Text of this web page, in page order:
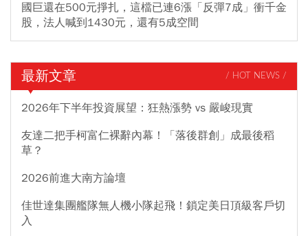
國巨還在500元掙扎，這檔已連6漲「反彈7成」衝千金
股，法人喊到1430元，還有5成空間
最新文章 / HOT NEWS /
2026年下半年投資展望：狂熱漲勢 vs 嚴峻現實
友達二把手柯富仁裸辭內幕！「落後群創」成最後稻
草？
2026前進大南方論壇
佳世達集團艦隊無人機小隊起飛！鎖定美日頂級客戶切
入